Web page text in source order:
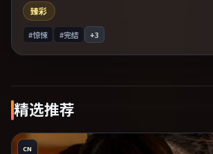
臻彩
#惊悚 #完结 +3
精选推荐
CN